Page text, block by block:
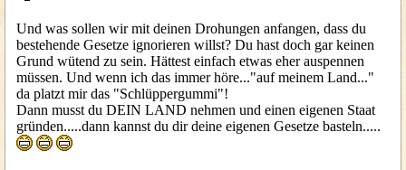
Und was sollen wir mit deinen Drohungen anfangen, dass du
bestehende Gesetze ignorieren willst? Du hast doch gar keinen
Grund wütend zu sein. Hättest einfach etwas eher auspennen
müssen. Und wenn ich das immer höre..."auf meinem Land..."
da platzt mir das "Schlüppergummi"!
Dann musst du DEIN LAND nehmen und einen eigenen Staat
gründen.....dann kannst du dir deine eigenen Gesetze basteln.....